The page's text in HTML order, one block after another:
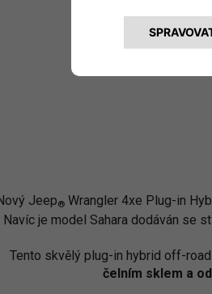
Jeep®Wrangler 4xe Plug-in
Navíc je model Sahara dodáván se
Tento skvělý plug-in hybrid off-
čelním sklem a